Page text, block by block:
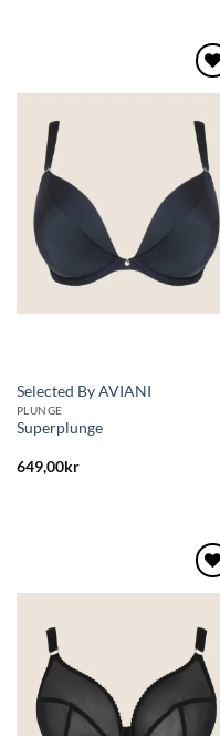
till i
önskelistan
Selected By AVIANI
PLUNGE
Superplunge
649,00kr
till i
önskelistan